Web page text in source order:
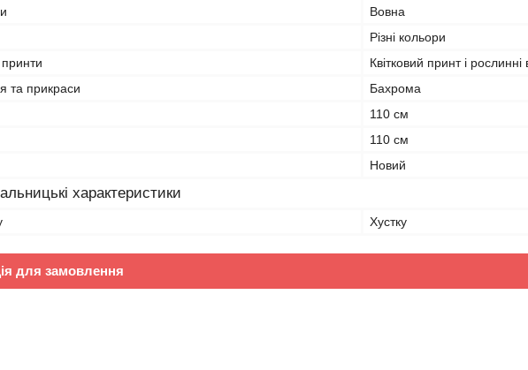
Вовна
Різні кольори
принти
Квітковий принт і рослинні
та прикраси
Бахрома
110 см
110 см
Новий
характеристики
Хустку
для замовлення